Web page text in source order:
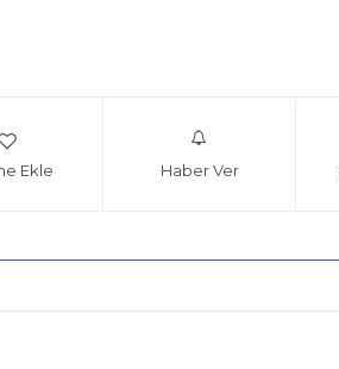
Ekle Haber Ver